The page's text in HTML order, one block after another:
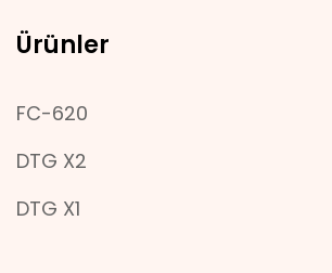
Ürünler
FC-620
DTG X2
DTG X1